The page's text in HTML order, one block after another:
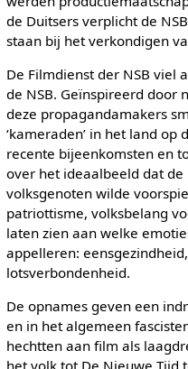
de Duitsers verplicht de
staan bij het verkondigen
De Filmdienst der NSB viel
de NSB. Geïnspireerd door
deze propagandamakers
‘kameraden’ in het land
recente bijeenkomsten en
over het ideaalbeeld dat de
volksgenoten wilde
patriottisme, volksbelang
laten zien aan welke
appelleren:
lotsverbondenheid.
De opnames geven een
en in het algemeen
hechtten aan film als